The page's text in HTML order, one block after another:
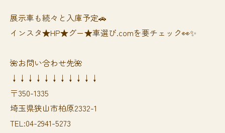
展示車も続々と入庫予定🚗
インスタ★HP★グー★車選び.comを要チェック👀✨
🌺お問い合わせ先🌺
↓↓↓↓↓↓↓↓↓↓↓
〒350-1335
埼玉県狭山市柏原2332-1
TEL:04-2941-5273